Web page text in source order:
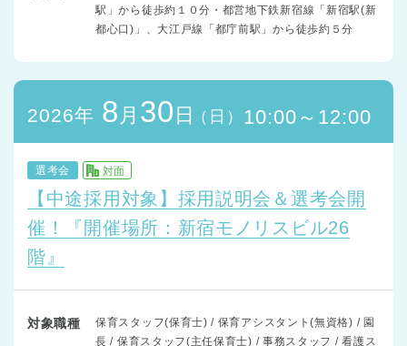
駅」から徒歩約１０分・都営地下鉄新宿線「新宿駅(新
都心口)」、大江戸線「都庁前駅」から徒歩約５分
2026年 8 月 30 日 （日） 10:00～12:00
選考会 対面
【中途採用対象】採用説明会＆選考会開
催！『開催場所：新宿モノリスビル26
階』
対象職種
保育スタッフ(保育士) / 保育アシスタント(無資格) / 園
長 / 保育スタッフ(主任保育士) / 事務スタッフ / 看護ス